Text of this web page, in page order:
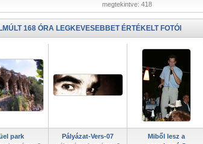
megtekintve: 418
168 ÓRA LEGKEVESEBBET ÉRTÉKELT FOTÓI
park
Pályázat-Vers-07
Miből lesz a